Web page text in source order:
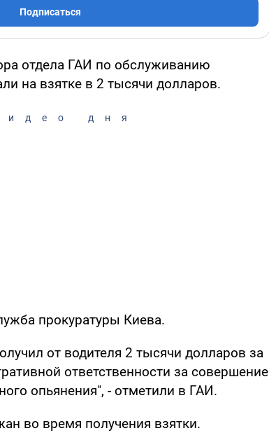
Подписаться
отдела ГАИ по обслуживанию
на взятке в 2 тысячи долларов.
дня
прокуратуры Киева.
от водителя 2 тысячи долларов за
ответственности за совершение
опьянения", - отметили в ГАИ.
во время получения взятки.